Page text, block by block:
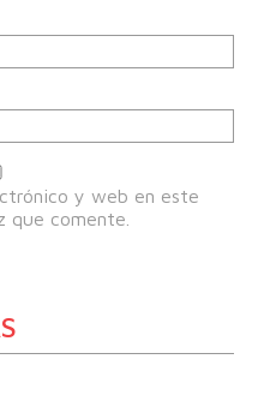
y web en este
que comente.